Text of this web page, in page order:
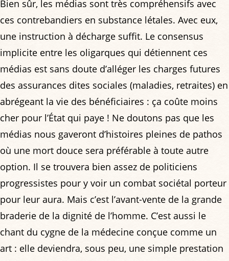
Bien sûr, les médias sont très compréhensifs avec
ces contrebandiers en substance létales. Avec eux,
une instruction à décharge suffit. Le consensus
implicite entre les oligarques qui détiennent ces
médias est sans doute d’alléger les charges futures
des assurances dites sociales (maladies, retraites) en
abrégeant la vie des bénéficiaires : ça coûte moins
cher pour l’État qui paye ! Ne doutons pas que les
médias nous gaveront d’histoires pleines de pathos
où une mort douce sera préférable à toute autre
option. Il se trouvera bien assez de politiciens
progressistes pour y voir un combat sociétal porteur
pour leur aura. Mais c’est l’avant-vente de la grande
braderie de la dignité de l’homme. C’est aussi le
chant du cygne de la médecine conçue comme un
art : elle deviendra, sous peu, une simple prestation